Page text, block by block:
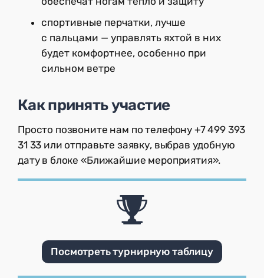
спортивные перчатки, лучше
с пальцами — управлять яхтой в них
будет комфортнее, особенно при
сильном ветре
Как принять участие
Просто позвоните нам по телефону +7 499 393
31 33 или отправьте заявку, выбрав удобную
дату в блоке «Ближайшие мероприятия».
Посмотреть турнирную таблицу